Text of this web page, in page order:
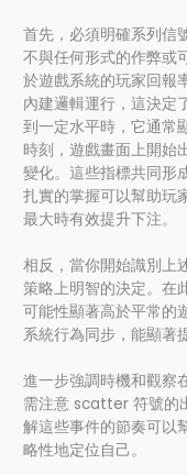
首先，必須明確系列信
不與任何形式的作弊或
於遊戲系統的玩家回報
內建邏輯運行，這決定
到一定水平時，它通常
時刻，遊戲畫面上開始
變化。這些指標共同形
扎實的掌握可以幫助玩
最大時有效提升下注。
相反，當你開始識別上
策略上明智的決定。在
可能性顯著高於平常的
系統行為同步，能顯著
進一步強調時機和觀察
需注意 scatter 符號的
解這些事件的節奏可以
略性地定位自己。